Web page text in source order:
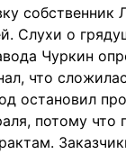
собственник
Слухи о
Чуркин
что
остановил
потому что